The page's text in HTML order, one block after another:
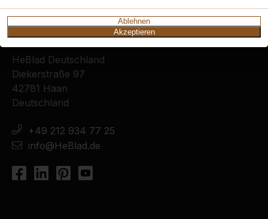
Ablehnen
Akzeptieren
Kontakt
HeBlad Deutschland
Diekerstraße 97
42781 Haan
Deutschland
+49 212 934 77 25
info@HeBlad.de